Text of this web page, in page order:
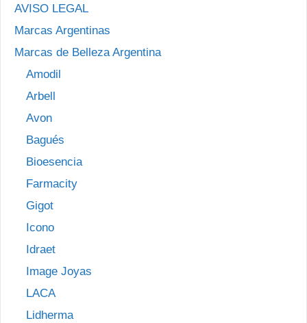
AVISO LEGAL
Marcas Argentinas
Marcas de Belleza Argentina
Amodil
Arbell
Avon
Bagués
Bioesencia
Farmacity
Gigot
Icono
Idraet
Image Joyas
LACA
Lidherma